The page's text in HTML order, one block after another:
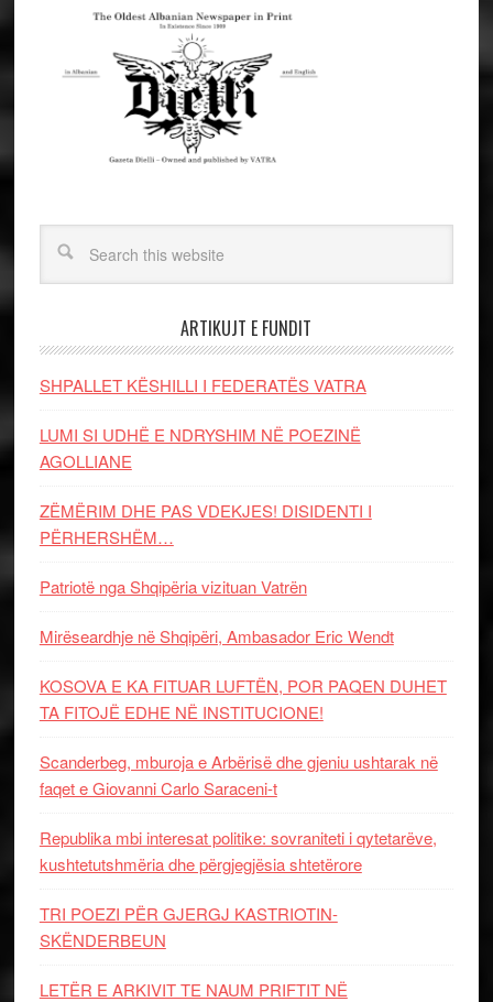
ARTIKUJT E FUNDIT
SHPALLET KËSHILLI I FEDERATËS VATRA
LUMI SI UDHË E NDRYSHIM NË POEZINË
AGOLLIANE
ZËMËRIM DHE PAS VDEKJES! DISIDENTI I
PËRHERSHËM…
Patriotë nga Shqipëria vizituan Vatrën
Mirëseardhje në Shqipëri, Ambasador Eric Wendt
KOSOVA E KA FITUAR LUFTËN, POR PAQEN DUHET
TA FITOJË EDHE NË INSTITUCIONE!
Scanderbeg, mburoja e Arbërisë dhe gjeniu ushtarak në
faqet e Giovanni Carlo Saraceni-t
Republika mbi interesat politike: sovraniteti i qytetarëve,
kushtetutshmëria dhe përgjegjësia shtetërore
TRI POEZI PËR GJERGJ KASTRIOTIN-
SKËNDERBEUN
LETËR E ARKIVIT TE NAUM PRIFTIT NË